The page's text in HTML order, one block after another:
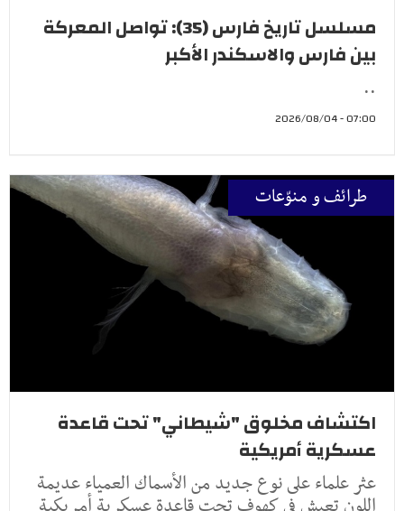
مسلسل تاريخ فارس (35): تواصل المعركة
بين فارس والاسكندر الأكبر
..
07:00 - 2026/08/04
طرائف و منوّعات
اكتشاف مخلوق "شيطاني" تحت قاعدة
عسكرية أمريكية
عثر علماء على نوع جديد من الأسماك العمياء عديمة